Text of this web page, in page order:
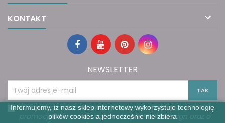
KONTAKT 
Informujemy, iż nasz sklep internetowy wykorzystuje technologię
plików cookies a jednocześnie nie zbiera
NEWSLETTER
Chcę otrzymywać e-mail newsletter – informacje o
promocjach i nowościach w sklepie NOYA Design oraz o